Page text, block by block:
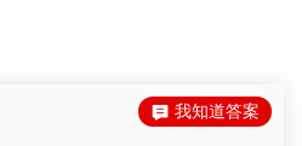
我知道答案